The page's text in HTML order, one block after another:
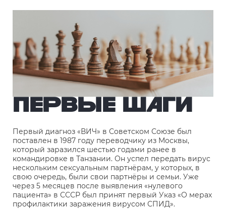
ПЕРВЫЕ ШАГИ
Первый диагноз «ВИЧ» в Советском Союзе был
поставлен в 1987 году переводчику из Москвы,
который заразился шестью годами ранее в
командировке в Танзании. Он успел передать вирус
нескольким сексуальным партнёрам, у которых, в
свою очередь, были свои партнёры и семьи. Уже
через 5 месяцев после выявления «нулевого
пациента» в СССР был принят первый Указ «О мерах
профилактики заражения вирусом СПИД».